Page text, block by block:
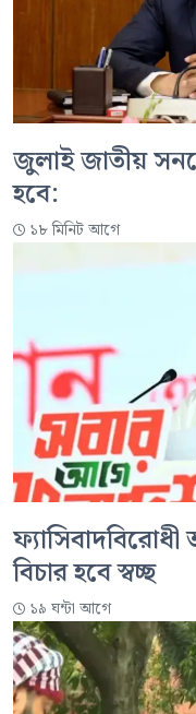
জুলাই জাতীয়
হবে:
১৮ মিনিট আগে
বিচার হবে স্বচ্ছ
১৯ ঘন্টা আগে